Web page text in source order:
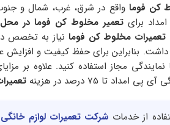
کن فوما واقع در شرق، غرب، شمال و
برای تعمیر مخلوط کن فوما در محل
تعمیرات مخلوط کن فومانیاز به تخصص
داشت. بنابراین برای حفظ کیفیت و
مجاز استفاده کنید. علاوه بر
تا 75 درصد در هزینه
از خدمات شرکت تعمیرات لوازم